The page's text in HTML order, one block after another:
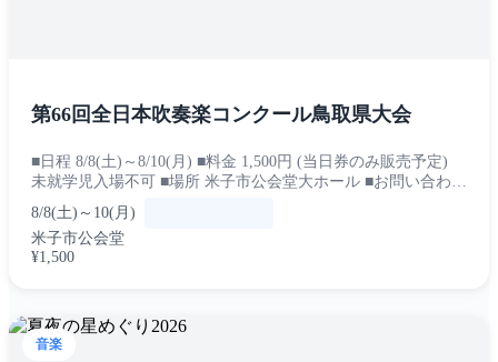
第66回全日本吹奏楽コンクール鳥取県大会
■日程 8/8(土)～8/10(月) ■料金 1,500円 (当日券のみ販売予定)
未就学児入場不可 ■場所 米子市公会堂大ホール ■お問い合わせ
鳥取県吹奏楽連盟HPよ...
8/8(土)～10(月)
米子市公会堂
¥1,500
音楽